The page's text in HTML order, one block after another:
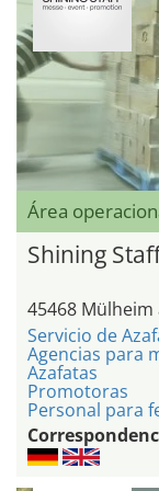
Área
Shining
45468
Servicio de
Agencias para
Azafatas
Promotoras
Personal para